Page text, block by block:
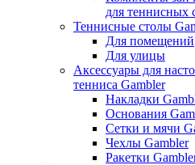
для теннисных
Теннисные столы
Для помещений
Для улицы
Аксессуары для
тенниса Gambler
Накладки
Основания
Сетки и мячи
Чехлы Gambler
Ракетки